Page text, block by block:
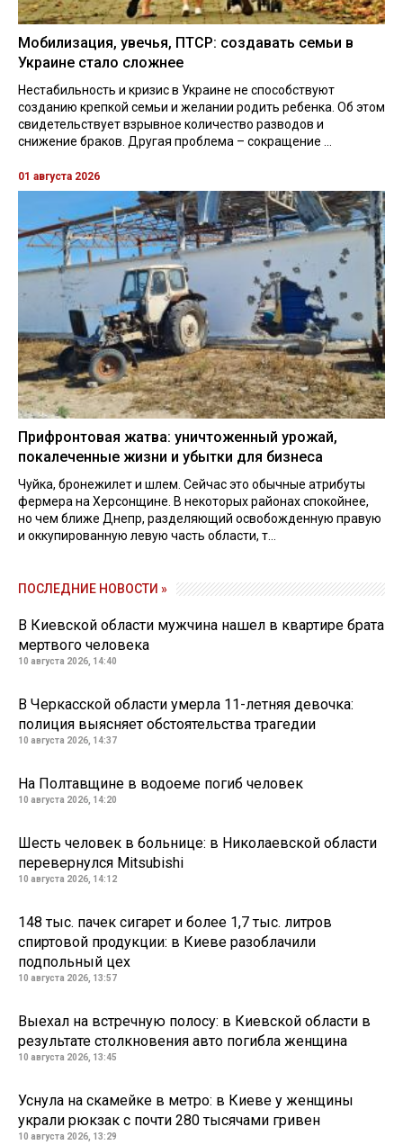
Мобилизация, увечья, ПТСР: создавать семьи в
Украине стало сложнее
Нестабильность и кризис в Украине не способствуют
созданию крепкой семьи и желании родить ребенка. Об этом
свидетельствует взрывное количество разводов и
снижение браков. Другая проблема – сокращение ...
01 августа 2026
Прифронтовая жатва: уничтоженный урожай,
покалеченные жизни и убытки для бизнеса
Чуйка, бронежилет и шлем. Сейчас это обычные атрибуты
фермера на Херсонщине. В некоторых районах спокойнее,
но чем ближе Днепр, разделяющий освобожденную правую
и оккупированную левую часть области, т...
ПОСЛЕДНИЕ НОВОСТИ »
В Киевской области мужчина нашел в квартире брата
мертвого человека
10 августа 2026, 14:40
В Черкасской области умерла 11-летняя девочка:
полиция выясняет обстоятельства трагедии
10 августа 2026, 14:37
На Полтавщине в водоеме погиб человек
10 августа 2026, 14:20
Шесть человек в больнице: в Николаевской области
перевернулся Mitsubishi
10 августа 2026, 14:12
148 тыс. пачек сигарет и более 1,7 тыс. литров
спиртовой продукции: в Киеве разоблачили
подпольный цех
10 августа 2026, 13:57
Выехал на встречную полосу: в Киевской области в
результате столкновения авто погибла женщина
10 августа 2026, 13:45
Уснула на скамейке в метро: в Киеве у женщины
украли рюкзак с почти 280 тысячами гривен
10 августа 2026, 13:29